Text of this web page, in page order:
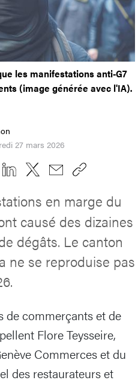
les manifestations anti-G7
(image générée avec l'IA).
27 mars 2026
en marge du
causé des dizaines
dégâts. Le canton
ne se reproduise pas
de commerçants et de
Flore Teysseire,
Commerces et du
des restaurateurs et